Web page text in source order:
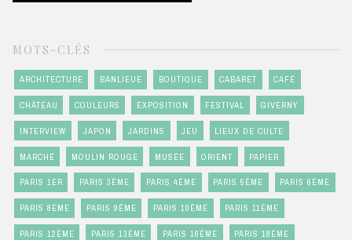
MOTS-CLÉS
ARCHITECTURE BANLIEUE BOUTIQUE CABARET CAFÉ
CHÂTEAU COULEURS EXPOSITION FESTIVAL GIVERNY
INTERVIEW JAPON JARDINS JEU LIEUX DE CULTE
MARCHÉ MOULIN ROUGE MUSÉE ORIENT PAPIER
PARIS 1ER PARIS 3ÈME PARIS 4ÈME PARIS 5ÈME PARIS 6ÈME
PARIS 8ÈME PARIS 9ÈME PARIS 10ÈME PARIS 11ÈME
PARIS 12ÈME PARIS 13ÈME PARIS 16ÈME PARIS 18ÈME